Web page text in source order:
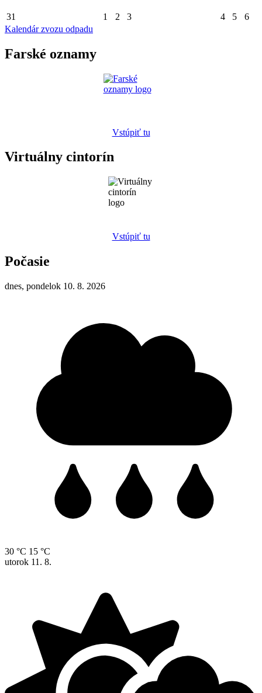
31 1 2 3 4 5
6
Kalendár zvozu odpadu
Farské oznamy
Vstúpiť tu
Virtuálny cintorín
Vstúpiť tu
Počasie
dnes, pondelok 10. 8. 2026
30 °C 15 °C
utorok 11. 8.